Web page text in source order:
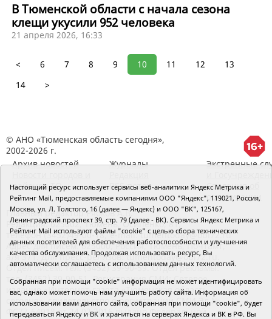
В Тюменской области с начала сезона
клещи укусили 952 человека
21 апреля 2026, 16:33
< 6 7 8 9 10 11 12
13
14
>
© АНО «Тюменская область сегодня»,
2002-2026 г.
Архив новостей
районов ТО
Журналы
RSS поток
Экстренные
Сведения об
организации
Главный редактор Рябков А.В.
Редакция: 625002, Тюмень, Осипенко, 81,
телефон (3452)49-00-18, e-mail: tumentoday@obl72.ru
Адрес для писем: 625000, Россия, Тюмень, Почтамт,
а/я 371. Для пресс-релизов: tumentoday@obl72.ru.
Отдел писем: тел. (3452) 39-90-59. Отдел рекламы:
тел. (3452) 39-90-51. Регистрация СМИ: Сетевое
издание «Интернет-газета «Тюменская область
сегодня», свидетельство о регистрации СМИ Эл №
ФС77-64918 от 24.02.2016 выдано Федеральной
Настоящий ресурс использует сервисы веб-аналитики Яндекс Метрика и
Рейтинг Mail, предоставляемые компаниями ООО "Яндекс", 119021, Россия,
Москва, ул. Л. Толстого, 16 (далее — Яндекс) и ООО "ВК", 125167,
Ленинградский проспект 39, стр. 79 (далее - ВК). Сервисы Яндекс Метрика и
Рейтинг Mail используют файлы "cookie" с целью сбора технических
данных посетителей для обеспечения работоспособности и улучшения
качества обслуживания. Продолжая использовать ресурс, Вы
автоматически соглашаетесь с использованием данных технологий.
Собранная при помощи "cookie" информация не может идентифицировать
вас, однако может помочь нам улучшить работу сайта. Информация об
использовании вами данного сайта, собранная при помощи "cookie", будет
передаваться Яндексу и ВК и храниться на серверах Яндекса и ВК в РФ. Вы